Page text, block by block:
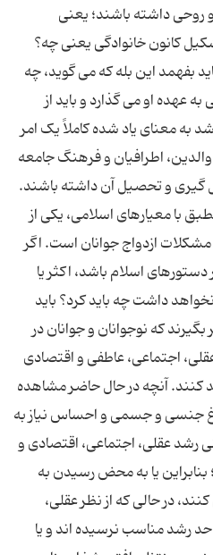
داشته باشند؛ یعنى
کانون خانوادگى یعنى چه؟
بفهمد این بله که مى گوید، چه
عهده او مى گذارد و باید از
به معناى یاد شده کاملاً یک امر
اطرافیان و فرهنگ جامعه
و تحصیل آن داشته باشند.
با معیارهاى اسلامى، یکى از
مشکلات ازدواج جوانان است. اگر
اسلام باشد، اکثر یا
داشت چه باید کرد؟ باید
که نوجوانان و جوانان در
اجتماعى، عاطفى و اقتصادى
آنچه در حال حاضر مشاهده
جنسى و جسمى و احساس نیاز به
رشد عقلى، اجتماعى، اقتصادى و
یا به محض رسیدن به
در حالى که از نظر عقلى،
رشد مناسب نرسیده اند و یا